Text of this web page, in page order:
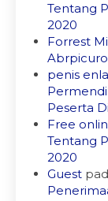
Tentang
2020
Forrest
penis
Peserta
Free
Tentang
2020
Guest